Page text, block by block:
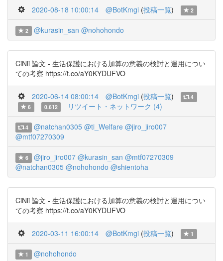
2020-08-18 10:00:14 @BotKmgi (投稿一覧) 2
2 @kurasin_san @nohohondo
CiNii 論文 - 生活保護における加算の意義の検討と運用につい
ての考察 https://t.co/aY0KYDUFVO
2020-06-14 08:00:14 @BotKmgi (投稿一覧)
4
6
0.612 リツイート・ネットワーク (4)
4 @natchan0305 @ti_Welfare @jiro_jiro007
@mtf07270309
6 @jiro_jiro007 @kurasin_san @mtf07270309
@natchan0305 @nohohondo @shientoha
CiNii 論文 - 生活保護における加算の意義の検討と運用につい
ての考察 https://t.co/aY0KYDUFVO
2020-03-11 16:00:14 @BotKmgi (投稿一覧) 1
1 @nohohondo